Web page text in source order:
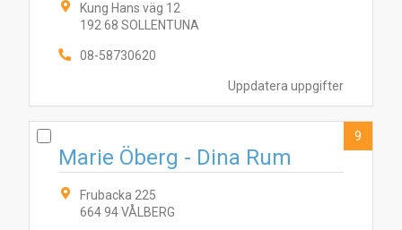
Uppdatera uppgifter
Kung Hans väg 12
192 68 SOLLENTUNA
08-58730620
Marie Öberg - Dina Rum
Frubacka 225
664 94 VÅLBERG
9